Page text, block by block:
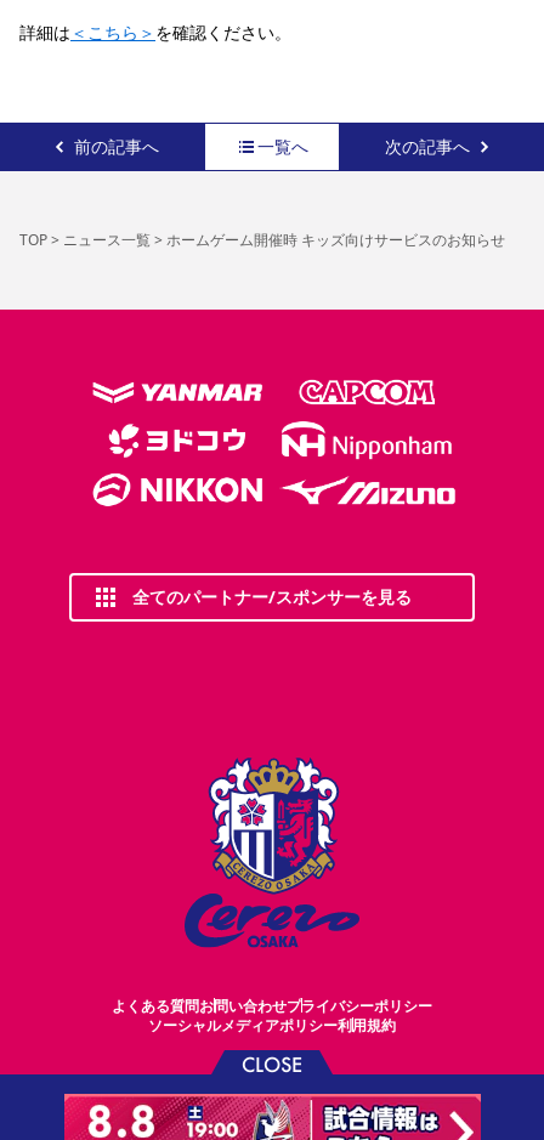
CLOSE
詳細は ＜こちら＞ を確認ください。
前の記事へ 一覧へ 次の記事へ
TOP> ニュース一覧> ホームゲーム開催時 キッズ向けサービスのお知らせ
全てのパートナー/スポンサーを見る
よくある質問お問い合わせプライバシーポリシー
ソーシャルメディアポリシー利用規約
©CEREZO OSAKA CO.,LTD.